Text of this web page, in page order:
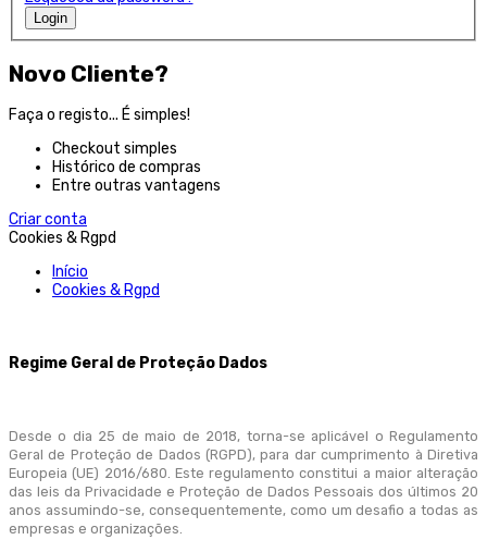
Login
Novo Cliente?
Faça o registo... É simples!
Checkout simples
Histórico de compras
Entre outras vantagens
Criar conta
Cookies & Rgpd
Início
Cookies & Rgpd
Regime Geral de Proteção Dados
Desde o dia 25 de maio de 2018, torna-se aplicável o Regulamento
Geral de Proteção de Dados (RGPD), para dar cumprimento à Diretiva
Europeia (UE) 2016/680. Este regulamento constitui a maior alteração
das leis da Privacidade e Proteção de Dados Pessoais dos últimos 20
anos assumindo-se, consequentemente, como um desafio a todas as
empresas e organizações.